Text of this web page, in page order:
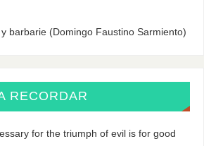
barbarie (Domingo Faustino Sarmiento)
RECORDAR
for the triumph of evil is for good